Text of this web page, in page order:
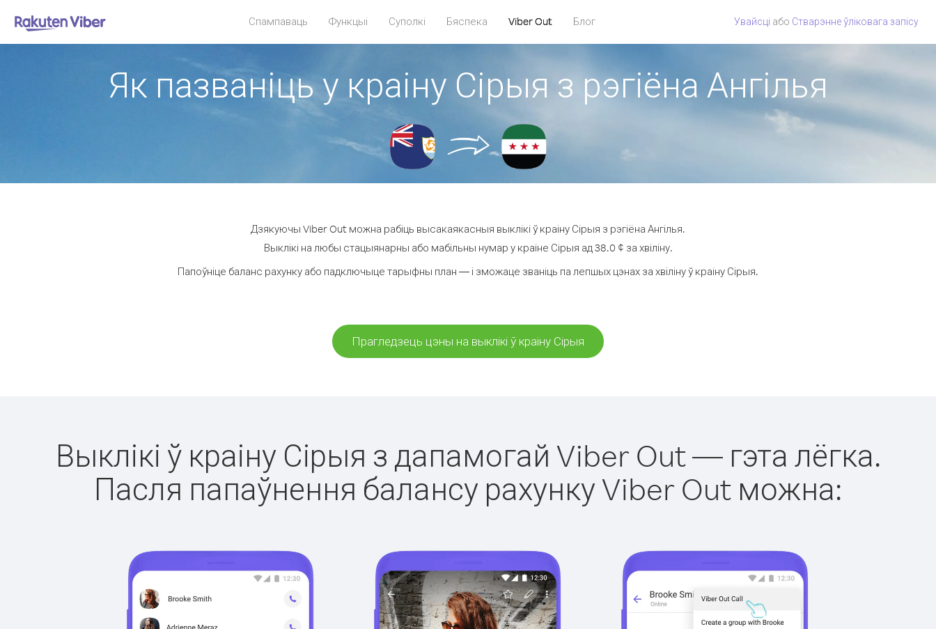
Спампаваць Функцыі Суполкі Бяспека Viber Out Блог Увайсці або Стварэнне ўліковага запісу
Як пазваніць у краіну Сірыя з рэгіёна Ангілья
Дзякуючы Viber Out можна рабіць высакаякасныя выклікі ў краіну Сірыя з рэгіёна Ангілья.
Выклікі на любы стацыянарны або мабільны нумар у краіне Сірыя ад 38.0 ¢ за хвіліну.
Папоўніце баланс рахунку або падключыце тарыфны план — і зможаце званіць па лепшых цэнах за хвіліну ў краіну Сірыя.
Прагледзець цэны на выклікі ў краіну Сірыя
Выклікі ў краіну Сірыя з дапамогай Viber Out — гэта лёгка.
Пасля папаўнення балансу рахунку Viber Out можна: